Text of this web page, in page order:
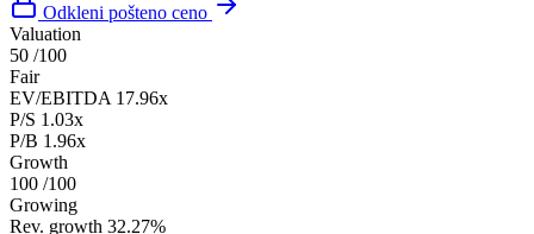
Odkleni pošteno ceno
Valuation
50 /100
Fair
EV/EBITDA 17.96x
P/S 1.03x
P/B 1.96x
Growth
100 /100
Growing
Rev. growth 32.27%